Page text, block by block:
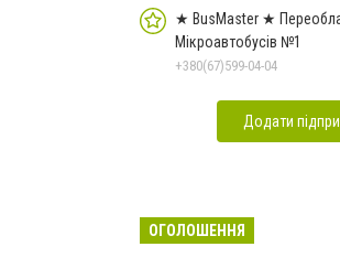
★ BusMaster ★
Мікроавтобусів №1
+380(67)599-04-04
Додати
ОГОЛОШЕННЯ